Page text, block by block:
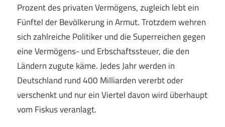
Prozent des privaten Vermögens, zugleich lebt ein
Fünftel der Bevölkerung in Armut. Trotzdem wehren
sich zahlreiche Politiker und die Superreichen gegen
eine Vermögens- und Erbschaftssteuer, die den
Ländern zugute käme. Jedes Jahr werden in
Deutschland rund 400 Milliarden vererbt oder
verschenkt und nur ein Viertel davon wird überhaupt
vom Fiskus veranlagt.